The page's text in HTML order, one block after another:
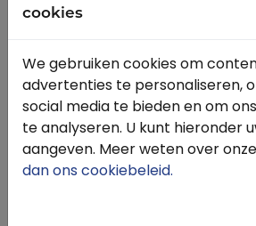
Snel naar
Inloggen
cookies
We gebruiken cookies om
advertenties te personaliseren,
social media te bieden en om
te analyseren. U kunt hieronder
aangeven. Meer weten over
dan ons cookiebeleid.